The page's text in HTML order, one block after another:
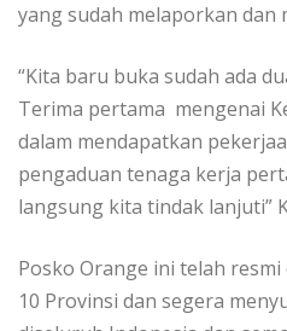
yang sudah melaporkan dan
“Kita baru buka sudah ada
Terima pertama mengenai
dalam mendapatkan
pengaduan tenaga kerja
langsung kita tindak lanjuti”
Posko Orange ini telah
10 Provinsi dan segera